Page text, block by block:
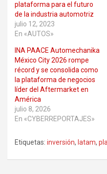
plataforma para el futuro
de la industria automotriz
julio 12, 2023
En «AUTOS»
INA PAACE Automechanika
México City 2026 rompe
récord y se consolida como
la plataforma de negocios
líder del Aftermarket en
América
julio 8, 2026
En «CYBERREPORTAJES»
Etiquetas: inversión, latam,